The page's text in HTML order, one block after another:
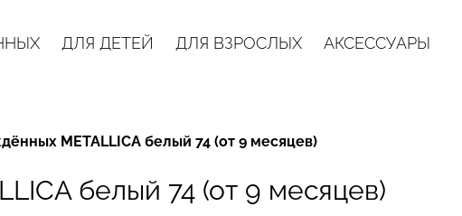
ДЛЯ ДЕТЕЙ ДЛЯ ВЗРОСЛЫХ АКСЕССУАРЫ
METALLICA белый 74 (от 9 месяцев)
белый 74 (от 9 месяцев)